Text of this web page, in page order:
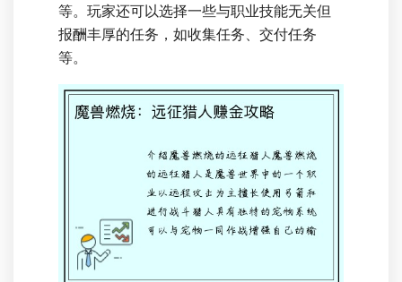
等。玩家还可以选择一些与职业技能无关但
报酬丰厚的任务，如收集任务、交付任务
等。